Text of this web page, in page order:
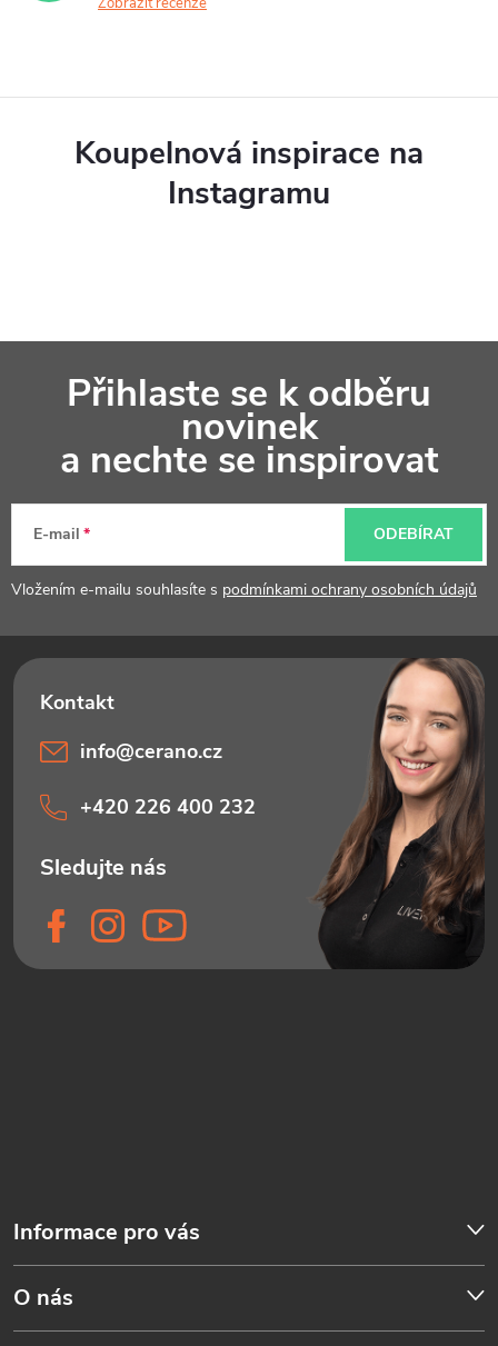
k
s
Koupelnová inspirace na
Instagramu
a
Přihlaste se k odběru
novinek
a nechte se inspirovat
E-mail
Vložením e-mailu souhlasíte s podmínkami ochrany osobních údajů
ODEBÍRAT
Informace pro vás
O nás
info@cerano.cz
+420 226 400 232